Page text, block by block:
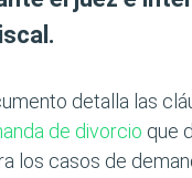
detalla las
de divorcio que
los casos de